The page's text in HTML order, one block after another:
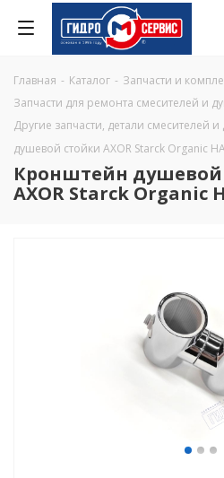
Главная - Каталог - Запчасти и
Запчасти для ремонта смесителей и
Другие запчасти, детали смесителей
душевой стойки AXOR Starck Organic
Кронштейн душевой
AXOR Starck Organic